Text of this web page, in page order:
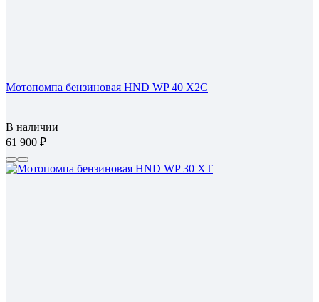
Мотопомпа бензиновая HND WP 40 X2C
В наличии
61 900